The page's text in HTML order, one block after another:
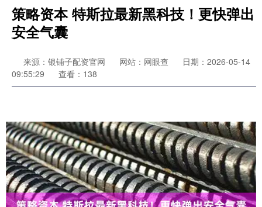
策略资本 特斯拉最新黑科技！更快弹出
安全气囊
来源：银铺子配资官网 网站：网眼查
日期：2026-05-14
09:55:29
查看：138